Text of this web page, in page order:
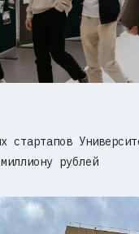
стартапов
рублей